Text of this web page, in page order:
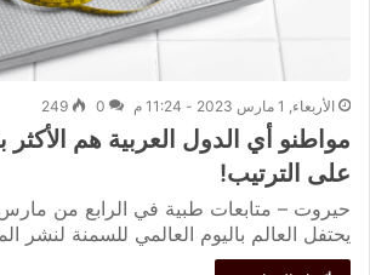
الأربعاء, 1 مارس 2023 - 11:24 م 0
249
مواطنو أي الدول العربية هم
على الترتيب!
حيروت – متابعات طبية في الرابع من
يحتفل العالم باليوم العالمي للسمنة لنشر